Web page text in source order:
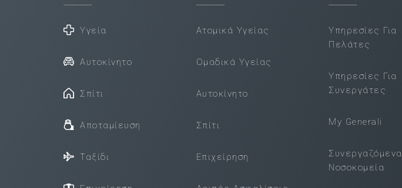
Υγεία
Αυτοκίνητο
Σπίτι
Αποταμίευση
Ταξίδι
Ατομικά Υγείας
Ομαδικά Υγείας
Αυτοκίνητο
Σπίτι
Επιχείρηση
Υπηρεσίες Για
Πελάτες
Υπηρεσίες Για
Συνεργάτες
My Generali
Συνεργαζόμενα
Νοσοκομεία